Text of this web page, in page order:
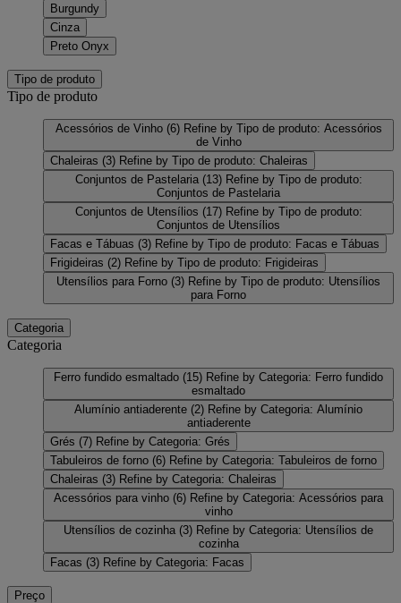
Burgundy
Cinza
Preto Onyx
Tipo de produto
Tipo de produto
Acessórios de Vinho (6) Refine by Tipo de produto: Acessórios
de Vinho
Chaleiras (3) Refine by Tipo de produto: Chaleiras
Conjuntos de Pastelaria (13) Refine by Tipo de produto:
Conjuntos de Pastelaria
Conjuntos de Utensílios (17) Refine by Tipo de produto:
Conjuntos de Utensílios
Facas e Tábuas (3) Refine by Tipo de produto: Facas e Tábuas
Frigideiras (2) Refine by Tipo de produto: Frigideiras
Utensílios para Forno (3) Refine by Tipo de produto: Utensílios
para Forno
Categoria
Categoria
Ferro fundido esmaltado (15) Refine by Categoria: Ferro fundido
esmaltado
Alumínio antiaderente (2) Refine by Categoria: Alumínio
antiaderente
Grés (7) Refine by Categoria: Grés
Tabuleiros de forno (6) Refine by Categoria: Tabuleiros de forno
Chaleiras (3) Refine by Categoria: Chaleiras
Acessórios para vinho (6) Refine by Categoria: Acessórios para
vinho
Utensílios de cozinha (3) Refine by Categoria: Utensílios de
cozinha
Facas (3) Refine by Categoria: Facas
Preço